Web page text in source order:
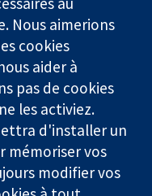
Actualités
Service de
presse
Qui sommes-
nous
Offres
d'emploi
Library
Nous aimerions
cookies
aider à
pas de cookies
les activiez.
d'installer un
mémoriser vos
modifier vos